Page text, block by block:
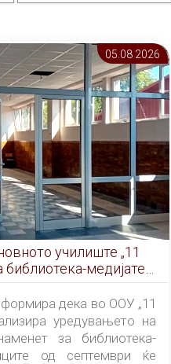
05.08 2026
училиште „11
медијатека
дека во ООУ „11
уредувањето на
за библиотека-
од септември ќе